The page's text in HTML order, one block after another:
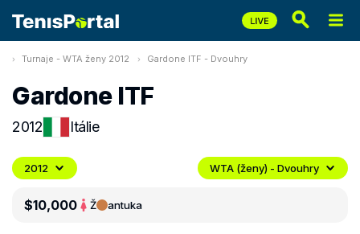
Turnaje - WTA ženy 2012 Gardone ITF - Dvouhry
Gardone ITF
2012 Itálie
2012 WTA (ženy) - Dvouhry
$10,000 Ž antuka